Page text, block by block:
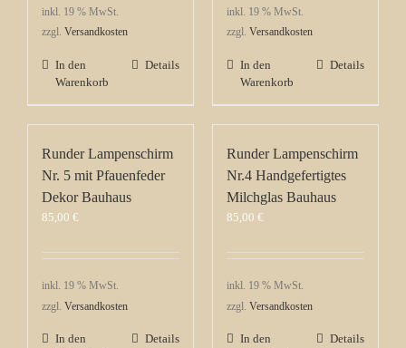
inkl. 19 % MwSt.
zzgl. Versandkosten
In den
Warenkorb
Details
inkl. 19 % MwSt.
zzgl. Versandkosten
In den
Warenkorb
Details
Runder Lampenschirm
Nr. 5 mit Pfauenfeder
Dekor Bauhaus
85,00 €
inkl. 19 % MwSt.
zzgl. Versandkosten
In den
Details
Runder Lampenschirm
Nr.4 Handgefertigtes
Milchglas Bauhaus
85,00 €
inkl. 19 % MwSt.
zzgl. Versandkosten
In den
Details